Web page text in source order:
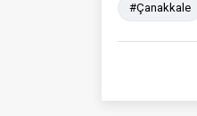
#Çanakkale